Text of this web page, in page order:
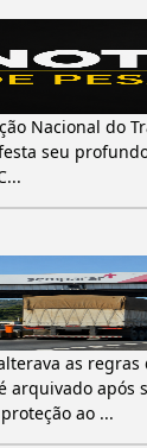
Nacional do
seu
as regras
arquivado após
ao ...